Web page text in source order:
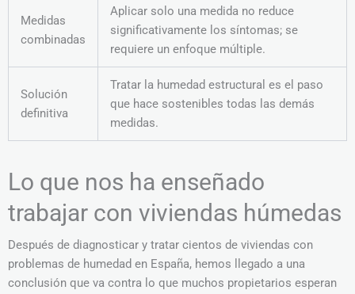
Medidas
combinadas
Aplicar solo una medida no reduce
significativamente los síntomas; se
requiere un enfoque múltiple.
Solución
definitiva
Tratar la humedad estructural es el paso
que hace sostenibles todas las demás
medidas.
Lo que nos ha enseñado
trabajar con viviendas húmedas
Después de diagnosticar y tratar cientos de viviendas con
problemas de humedad en España, hemos llegado a una
conclusión que va contra lo que muchos propietarios esperan